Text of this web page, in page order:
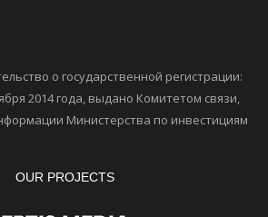
о государственной регистрации:
2014 года, выдано Комитетом связи,
Министерства по инвестициям
OUR PROJECTS